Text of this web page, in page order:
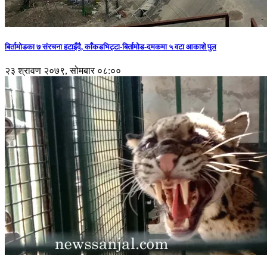
बिर्तामोडका ७ संरचना हटाइँदै, काँकडभिट्टा-बिर्तामोड-दमकमा ५ वटा आकाशे पुल
२३ श्रावण २०७९, सोमबार ०८:००